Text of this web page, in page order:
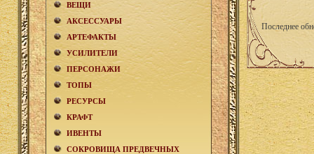
ВЕЩИ
АКCЕСCУАРЫ
АРТЕФАКТЫ
УСИЛИТЕЛИ
ПЕРСОНАЖИ
ТОПЫ
РЕСУРСЫ
КРАФТ
ИВЕНТЫ
СОКРОВИЩА ПРЕДВЕЧНЫХ
Последнее